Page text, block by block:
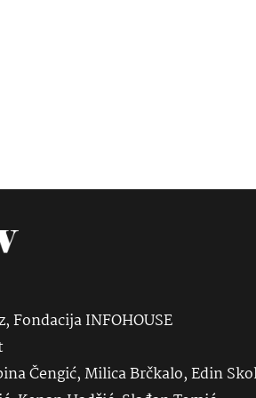
Fondacija INFOHOUSE
Čengić, Milica Brčkalo, Edin